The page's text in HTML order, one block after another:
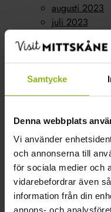
Samtycke
Denna webbplats
Vi använder
och annonserna till
för sociala medier och
vidarebefordrar även
information från din
augusti 2023
juli 2023
maj 2023
april 2023
mars 2023
februari 2023
Konferens (1)
Nyheter(15)
Boende